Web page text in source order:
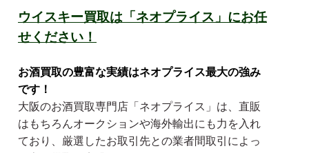
ウイスキー買取は「ネオプライス」にお任
せください！
お酒買取の豊富な実績はネオプライス最大の強み
です！
大阪のお酒買取専門店「ネオプライス」は、直販
はもちろんオークションや海外輸出にも力を入れ
ており、厳選したお取引先との業者間取引によっ